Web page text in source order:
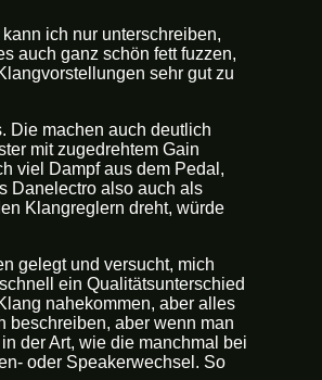
ich nur unterschreiben,
auch ganz schön fett fuzzen,
sehr gut zu
Die machen auch deutlich
mit zugedrehtem Gain
viel Dampf aus dem Pedal,
Danelectro also auch als
Klangreglern dreht, würde
gelegt und versucht, mich
ein Qualitätsunterschied
nahekommen, aber alles
beschreiben, aber wenn man
der Art, wie die manchmal bei
oder Speakerwechsel. So